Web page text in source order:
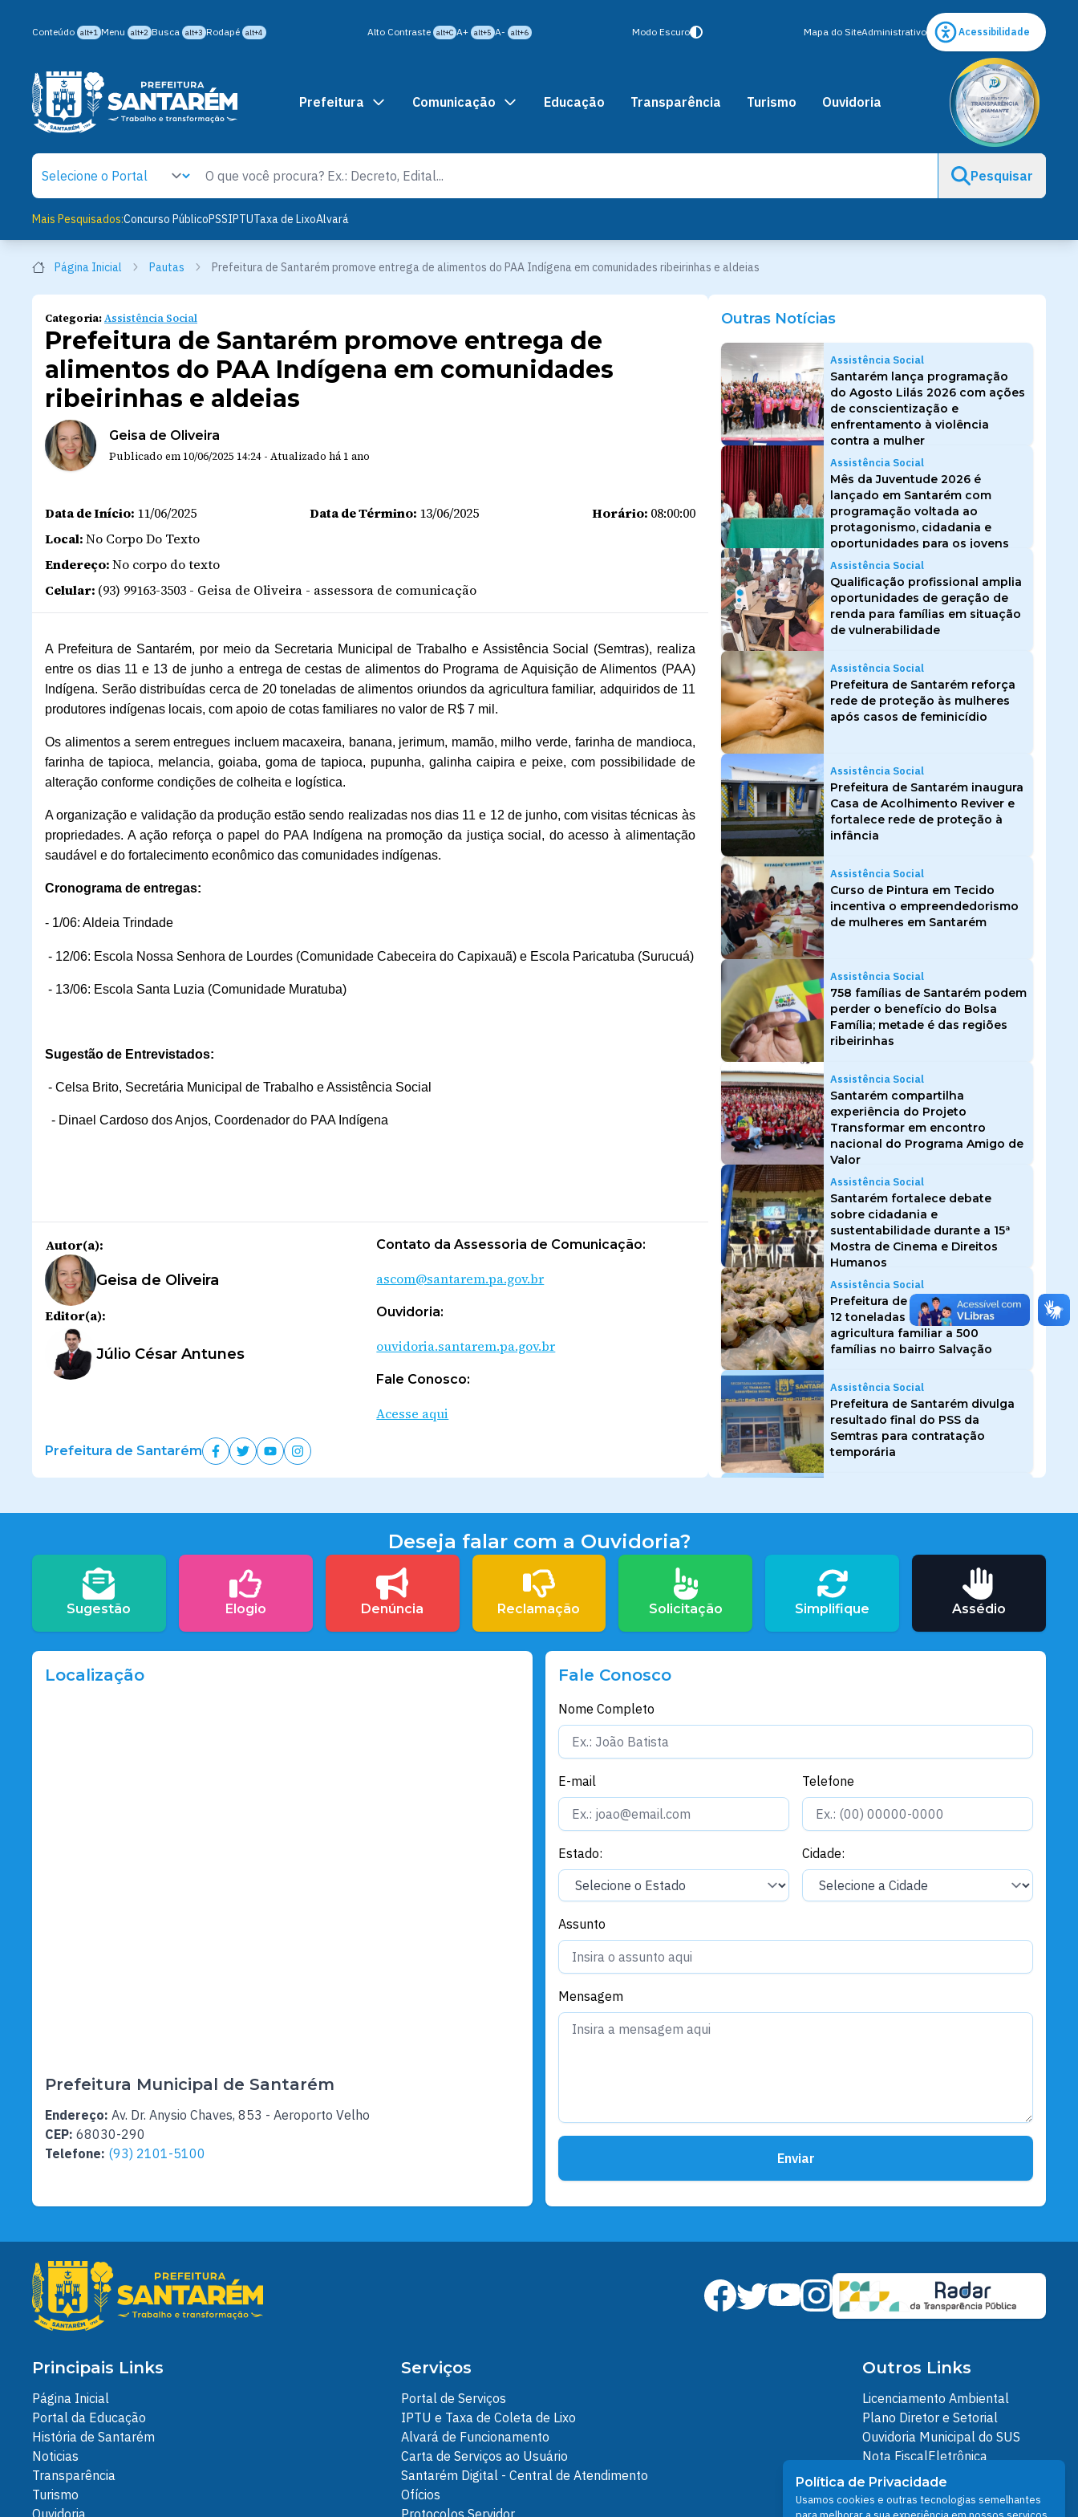
Conteúdo alt+1 Menu alt+2 Busca alt+3 Rodapé alt+4 Alto Contraste alt+C A+ alt+5 A- alt+6 Modo Escuro Mapa do SiteAdministrativo Acessibilidade
Prefeitura Comunicação Educação Transparência Turismo Ouvidoria
Pesquisar
Mais Pesquisados:Concurso PúblicoPSSIPTUTaxa de LixoAlvará
Página Inicial Pautas Prefeitura de Santarém promove entrega de alimentos do PAA Indígena em comunidades ribeirinhas e aldeias
Categoria:Assistência Social
Prefeitura de Santarém promove entrega de
alimentos do PAA Indígena em comunidades
ribeirinhas e aldeias
Geisa de Oliveira
Publicado em 10/06/2025 14:24 - Atualizado há 1 ano
Data de Início: 11/06/2025 Data de Término: 13/06/2025 Horário: 08:00:00
Local:No Corpo Do Texto
Endereço:No corpo do texto
Celular: (93) 99163-3503 - Geisa de Oliveira - assessora de comunicação
A Prefeitura de Santarém, por meio da Secretaria Municipal de Trabalho e Assistência Social (Semtras), realiza
entre os dias 11 e 13 de junho a entrega de cestas de alimentos do Programa de Aquisição de Alimentos (PAA)
Indígena. Serão distribuídas cerca de 20 toneladas de alimentos oriundos da agricultura familiar, adquiridos de 11
produtores indígenas locais, com apoio de cotas familiares no valor de R$ 7 mil.
Os alimentos a serem entregues incluem macaxeira, banana, jerimum, mamão, milho verde, farinha de mandioca,
farinha de tapioca, melancia, goiaba, goma de tapioca, pupunha, galinha caipira e peixe, com possibilidade de
alteração conforme condições de colheita e logística.
A organização e validação da produção estão sendo realizadas nos dias 11 e 12 de junho, com visitas técnicas às
propriedades. A ação reforça o papel do PAA Indígena na promoção da justiça social, do acesso à alimentação
saudável e do fortalecimento econômico das comunidades indígenas.
Cronograma de entregas:
- 1/06: Aldeia Trindade
- 12/06: Escola Nossa Senhora de Lourdes (Comunidade Cabeceira do Capixauã) e Escola Paricatuba (Surucuá)
- 13/06: Escola Santa Luzia (Comunidade Muratuba)
Sugestão de Entrevistados:
- Celsa Brito, Secretária Municipal de Trabalho e Assistência Social
- Dinael Cardoso dos Anjos, Coordenador do PAA Indígena
Autor(a):
Geisa de Oliveira
Editor(a):
Júlio César Antunes
Contato da Assessoria de Comunicação:
ascom@santarem.pa.gov.br
Ouvidoria:
ouvidoria.santarem.pa.gov.br
Fale Conosco:
Acesse aqui
Prefeitura de Santarém
Outras Notícias
Assistência Social
Santarém lança programação
do Agosto Lilás 2026 com ações
de conscientização e
enfrentamento à violência
contra a mulher
Assistência Social
Mês da Juventude 2026 é
lançado em Santarém com
programação voltada ao
protagonismo, cidadania e
oportunidades para os jovens
Assistência Social
Qualificação profissional amplia
oportunidades de geração de
renda para famílias em situação
de vulnerabilidade
Assistência Social
Prefeitura de Santarém reforça
rede de proteção às mulheres
após casos de feminicídio
Assistência Social
Prefeitura de Santarém inaugura
Casa de Acolhimento Reviver e
fortalece rede de proteção à
infância
Assistência Social
Curso de Pintura em Tecido
incentiva o empreendedorismo
de mulheres em Santarém
Assistência Social
758 famílias de Santarém podem
perder o benefício do Bolsa
Família; metade é das regiões
ribeirinhas
Assistência Social
Santarém compartilha
experiência do Projeto
Transformar em encontro
nacional do Programa Amigo de
Valor
Assistência Social
Santarém fortalece debate
sobre cidadania e
sustentabilidade durante a 15ª
Mostra de Cinema e Direitos
Humanos
Assistência Social
Prefeitura de Santarém entrega
12 toneladas de alimentos da
agricultura familiar a 500
famílias no bairro Salvação
Assistência Social
Prefeitura de Santarém divulga
resultado final do PSS da
Semtras para contratação
temporária
temporária
Assistência Social
Junho Violeta é encerrado com
caminhada de conscientização
Encontro Regional da Estratégia
experiência de referência
nacional
Assistência Social
CAS/CAEC celebra 19 anos de
atendimento à população de
Santarém
Deseja falar com a Ouvidoria?
Sugestão Elogio Denúncia Reclamação Solicitação Simplifique Assédio
Localização
Prefeitura Municipal de Santarém
Endereço: Av. Dr. Anysio Chaves, 853 - Aeroporto Velho
CEP: 68030-290
Telefone: (93) 2101-5100
Fale Conosco
Nome Completo
E-mail Telefone
Estado: Cidade:
Assunto
Mensagem
Enviar
Principais Links
Página Inicial
Portal da Educação
História de Santarém
Noticias
Transparência
Turismo
Ouvidoria
Serviços
Portal de Serviços
IPTU e Taxa de Coleta de Lixo
Alvará de Funcionamento
Carta de Serviços ao Usuário
Santarém Digital - Central de Atendimento
Ofícios
Protocolos Servidor
Outros Links
Licenciamento Ambiental
Plano Diretor e Setorial
Ouvidoria Municipal do SUS
Nota FiscalEletrônica
IPTU
Junta Militar
Santarém Conectada
Política de Privacidade
Usamos cookies e outras tecnologias semelhantes